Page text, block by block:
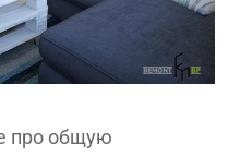
про общую